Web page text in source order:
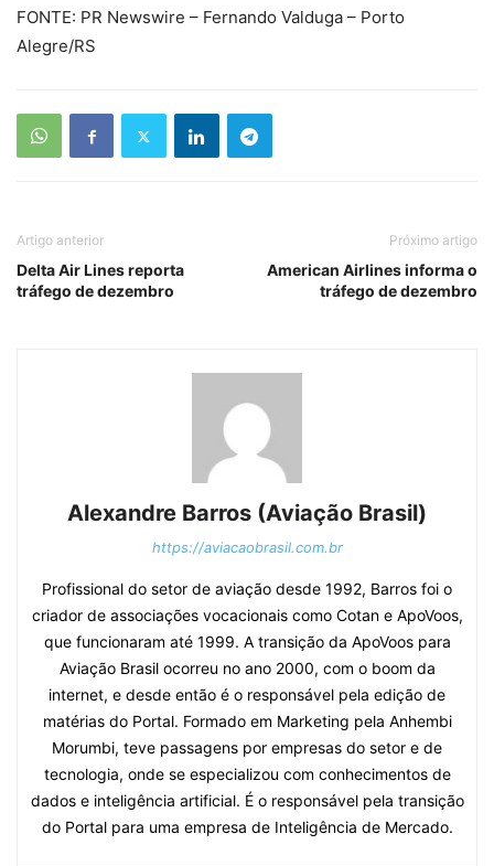
FONTE: PR Newswire – Fernando Valduga – Porto
Alegre/RS
Artigo anterior
Delta Air Lines reporta
tráfego de dezembro
Próximo artigo
American Airlines informa o
tráfego de dezembro
Alexandre Barros (Aviação Brasil)
https://aviacaobrasil.com.br
Profissional do setor de aviação desde 1992, Barros foi o
criador de associações vocacionais como Cotan e ApoVoos,
que funcionaram até 1999. A transição da ApoVoos para
Aviação Brasil ocorreu no ano 2000, com o boom da
internet, e desde então é o responsável pela edição de
matérias do Portal. Formado em Marketing pela Anhembi
Morumbi, teve passagens por empresas do setor e de
tecnologia, onde se especializou com conhecimentos de
dados e inteligência artificial. É o responsável pela transição
do Portal para uma empresa de Inteligência de Mercado.